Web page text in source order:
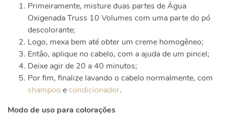
Primeiramente, misture duas partes de Água
Oxigenada Truss 10 Volumes com uma parte do pó
descolorante;
Logo, mexa bem até obter um creme homogêneo;
Então, aplique no cabelo, com a ajuda de um pincel;
Deixe agir de 20 a 40 minutos;
Por fim, finalize lavando o cabelo normalmente, com
shampoo econdicionador.
Modo de uso para colorações